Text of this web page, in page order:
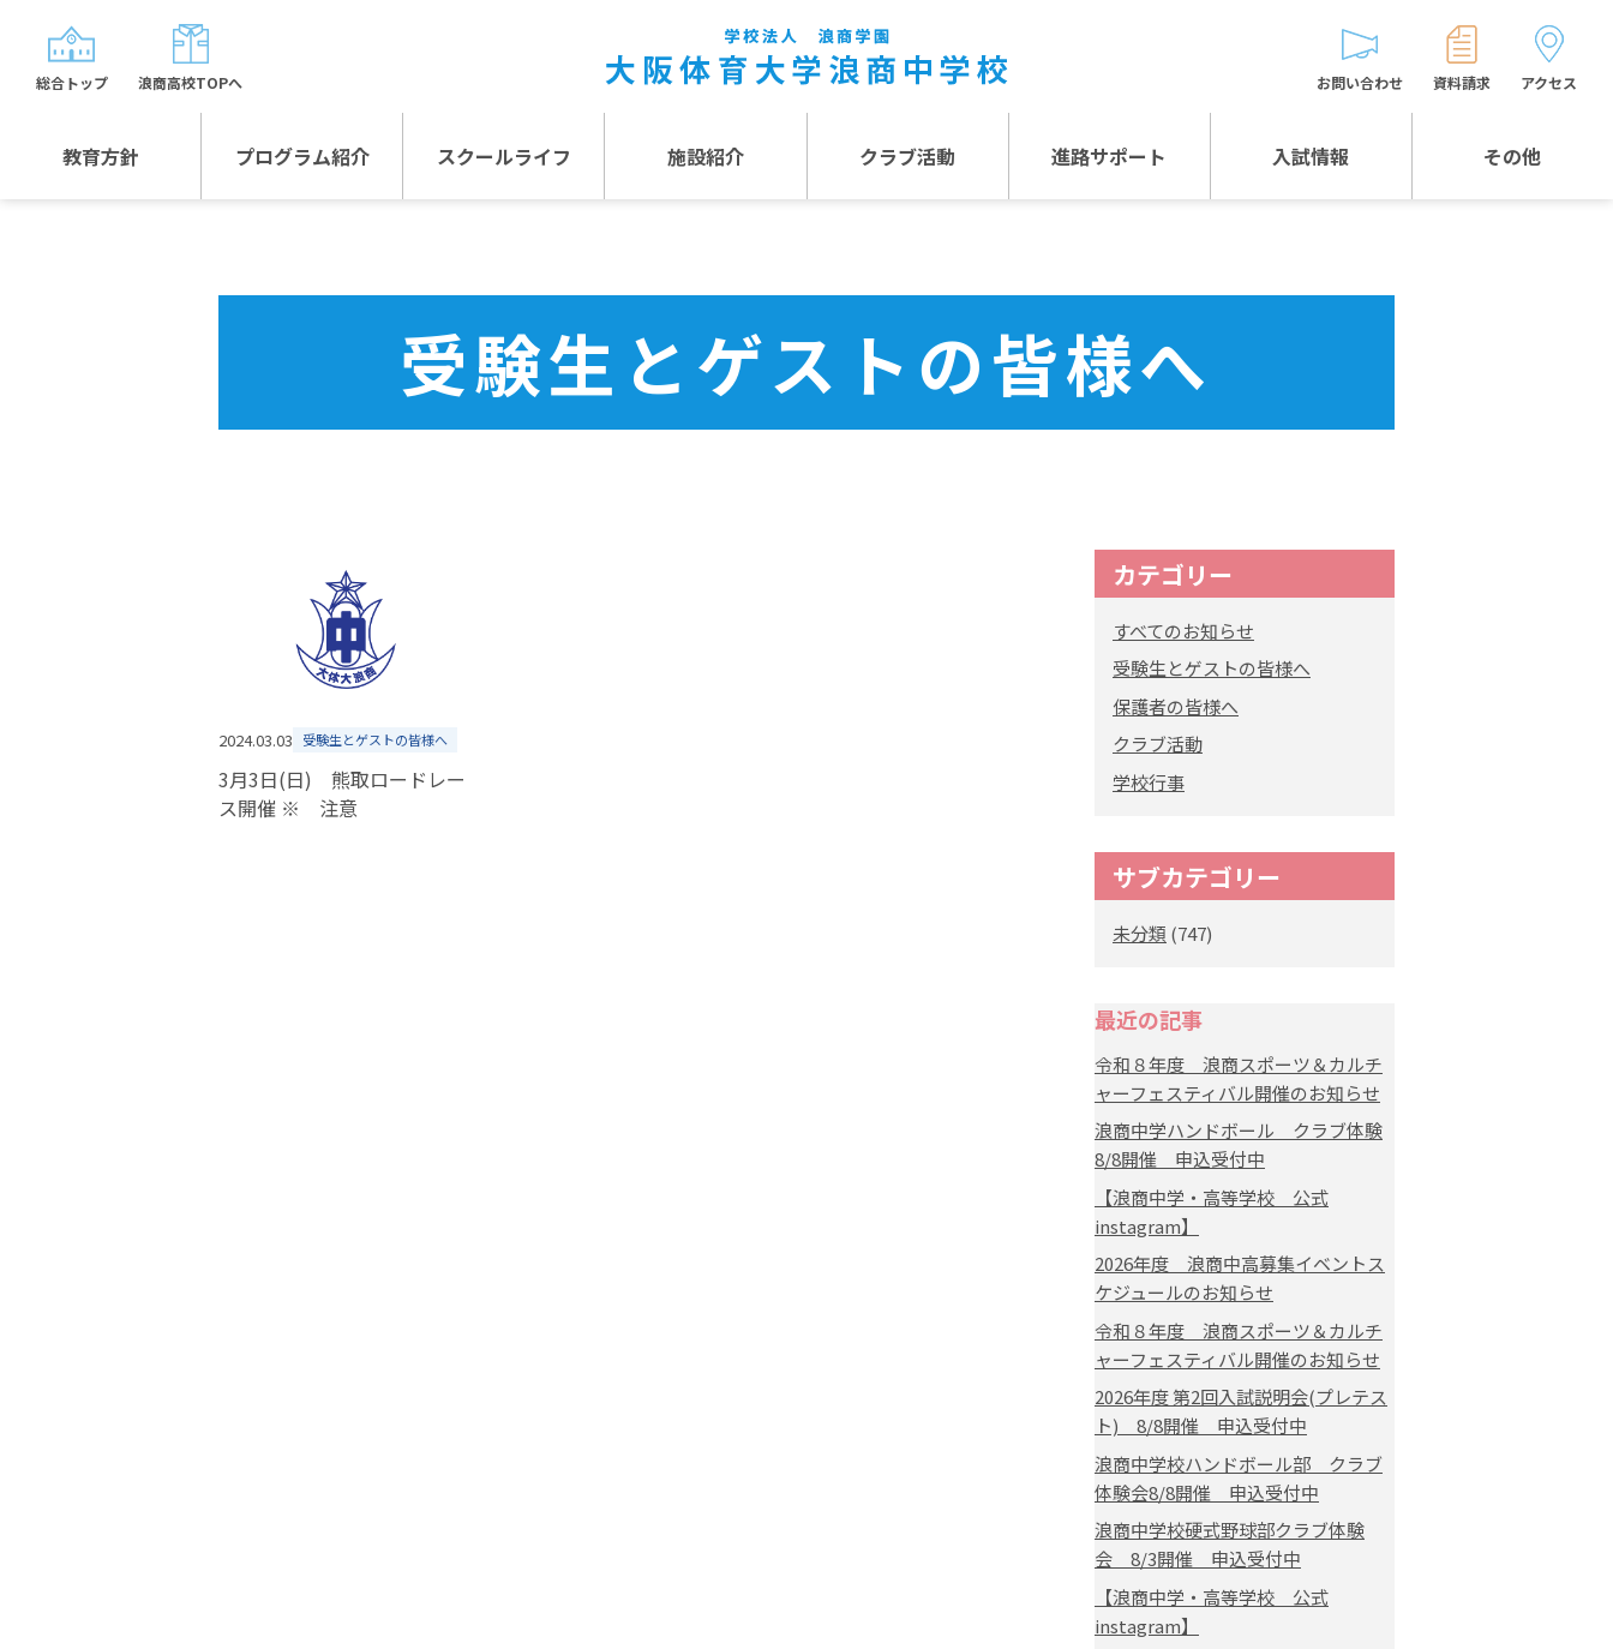
教育方針 プログラム紹介 スクールライフ 施設紹介 クラブ活動 進路サポート 入試情報 その他
お問い合わせ 資料請求 アクセス
総合トップ 浪商高校TOPへ
受験生とゲストの皆様へ
2024.03.03 受験生とゲストの皆様へ
3月3日(日) 熊取ロードレー
ス開催 ※ 注意
カテゴリー
すべてのお知らせ
受験生とゲストの皆様へ
保護者の皆様へ
クラブ活動
学校行事
サブカテゴリー
未分類 (747)
最近の記事
令和８年度 浪商スポーツ＆カルチ
ャーフェスティバル開催のお知らせ
浪商中学ハンドボール クラブ体験
8/8開催 申込受付中
【浪商中学・高等学校 公式
instagram】
2026年度 浪商中高募集イベントス
ケジュールのお知らせ
令和８年度 浪商スポーツ＆カルチ
ャーフェスティバル開催のお知らせ
2026年度 第2回入試説明会(プレテス
ト) 8/8開催 申込受付中
浪商中学校ハンドボール部 クラブ
体験会8/8開催 申込受付中
浪商中学校硬式野球部クラブ体験
会 8/3開催 申込受付中
【浪商中学・高等学校 公式
instagram】